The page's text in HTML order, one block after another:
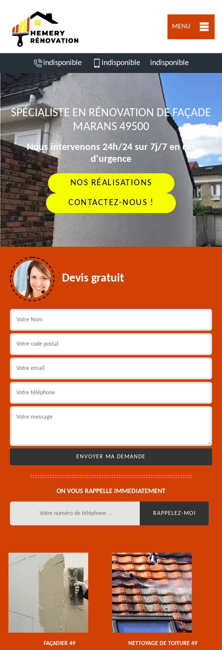
MENU
indisponible indisponible indisponible
SPÉCIALISTE EN RÉNOVATION DE FAÇADE
MARANS 49500
Nous intervenons 24h/24 sur 7j/7 en cas
d'urgence
NOS RÉALISATIONS
CONTACTEZ-NOUS !
Devis gratuit
ON VOUS RAPPELLE IMMEDIATEMENT
FAÇADIER 49 NETTOYAGE DE TOITURE 49